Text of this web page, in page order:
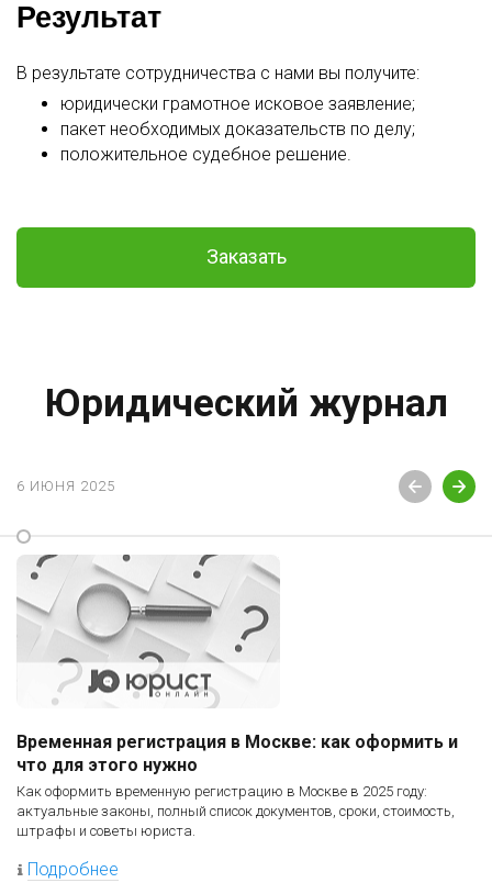
Результат
В результате сотрудничества с нами вы получите:
юридически грамотное исковое заявление;
пакет необходимых доказательств по делу;
положительное судебное решение.
Заказать
Юридический журнал
6 ИЮНЯ 2025
Временная регистрация в Москве: как оформить и
что для этого нужно
Как оформить временную регистрацию в Москве в 2025 году:
актуальные законы, полный список документов, сроки, стоимость,
штрафы и советы юриста.
Подробнее